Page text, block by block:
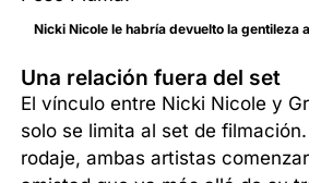
Nicki Nicole le habría devuelto la gentileza
Una relación fuera del set
El vínculo entre Nicki Nicole y
solo se limita al set de
rodaje, ambas artistas